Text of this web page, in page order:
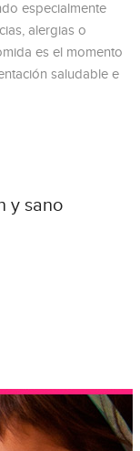
especialmente
alergias o
es el momento
saludable e
y sano